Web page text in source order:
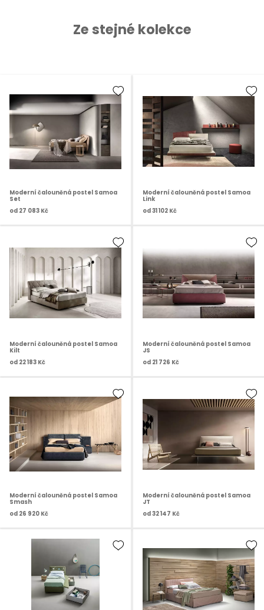
Ze stejné kolekce
Moderní čalouněná postel Samoa
Set
od 27 083 Kč
Moderní čalouněná postel Samoa
Link
od31 102 Kč
Moderní čalouněná postel Samoa
Kilt
od 22 183 Kč
Moderní čalouněná postel Samoa
JS
od 21 726 Kč
Moderní čalouněná postel Samoa
Smash
od 26 920 Kč
Moderní čalouněná postel Samoa
JT
od32 147 Kč